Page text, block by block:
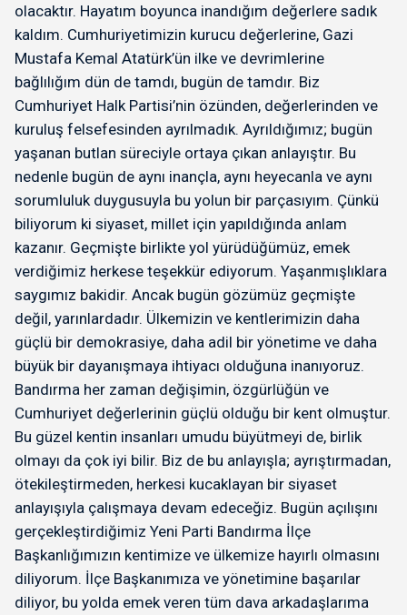
olacaktır. Hayatım boyunca inandığım değerlere sadık
kaldım. Cumhuriyetimizin kurucu değerlerine, Gazi
Mustafa Kemal Atatürk’ün ilke ve devrimlerine
bağlılığım dün de tamdı, bugün de tamdır. Biz
Cumhuriyet Halk Partisi’nin özünden, değerlerinden ve
kuruluş felsefesinden ayrılmadık. Ayrıldığımız; bugün
yaşanan butlan süreciyle ortaya çıkan anlayıştır. Bu
nedenle bugün de aynı inançla, aynı heyecanla ve aynı
sorumluluk duygusuyla bu yolun bir parçasıyım. Çünkü
biliyorum ki siyaset, millet için yapıldığında anlam
kazanır. Geçmişte birlikte yol yürüdüğümüz, emek
verdiğimiz herkese teşekkür ediyorum. Yaşanmışlıklara
saygımız bakidir. Ancak bugün gözümüz geçmişte
değil, yarınlardadır. Ülkemizin ve kentlerimizin daha
güçlü bir demokrasiye, daha adil bir yönetime ve daha
büyük bir dayanışmaya ihtiyacı olduğuna inanıyoruz.
Bandırma her zaman değişimin, özgürlüğün ve
Cumhuriyet değerlerinin güçlü olduğu bir kent olmuştur.
Bu güzel kentin insanları umudu büyütmeyi de, birlik
olmayı da çok iyi bilir. Biz de bu anlayışla; ayrıştırmadan,
ötekileştirmeden, herkesi kucaklayan bir siyaset
anlayışıyla çalışmaya devam edeceğiz. Bugün açılışını
gerçekleştirdiğimiz Yeni Parti Bandırma İlçe
Başkanlığımızın kentimize ve ülkemize hayırlı olmasını
diliyorum. İlçe Başkanımıza ve yönetimine başarılar
diliyor, bu yolda emek veren tüm dava arkadaşlarıma